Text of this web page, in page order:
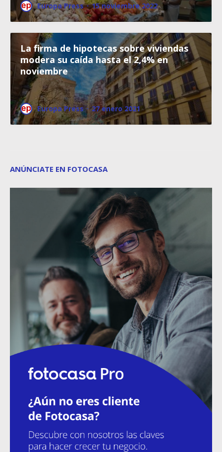
Europa Press · 15 noviembre 2022
La firma de hipotecas sobre viviendas
modera su caída hasta el 2,4% en
noviembre
Europa Press · 27 enero 2021
ANÚNCIATE EN FOTOCASA